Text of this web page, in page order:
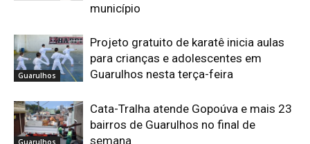
município
Guarulhos
Projeto gratuito de karatê inicia aulas
para crianças e adolescentes em
Guarulhos nesta terça-feira
Cata-Tralha atende Gopoúva e mais 23
bairros de Guarulhos no final de
semana